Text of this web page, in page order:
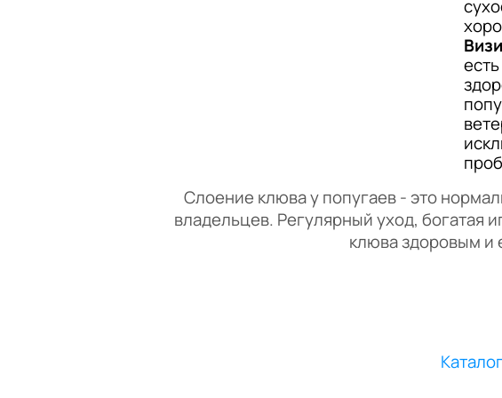
Слоение клюва у попугаев - это
владельцев. Регулярный уход, богатая
клюва здоровым и